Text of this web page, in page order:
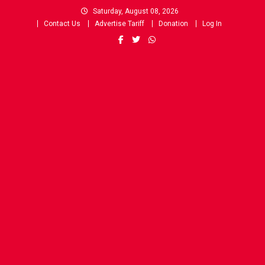
Saturday, August 08, 2026
Contact Us
Advertise Tariff Donation Log In